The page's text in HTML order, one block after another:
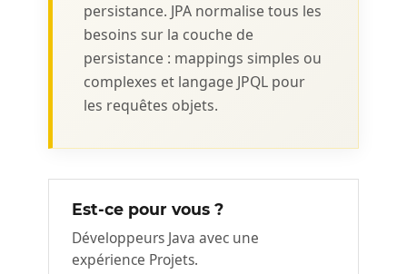
persistance. JPA normalise tous les
besoins sur la couche de
persistance : mappings simples ou
complexes et langage JPQL pour
les requêtes objets.
Est-ce pour vous ?
Développeurs Java avec une
expérience Projets.